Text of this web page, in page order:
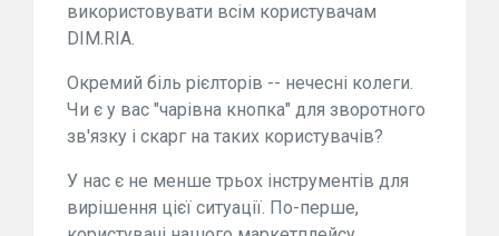
використовувати всім користувачам
DIM.RIA.
Окремий біль рієлторів -- нечесні колеги.
Чи є у вас "чарівна кнопка" для зворотного
зв'язку і скарг на таких користувачів?
У нас є не менше трьох інструментів для
вирішення цієї ситуації. По-перше,